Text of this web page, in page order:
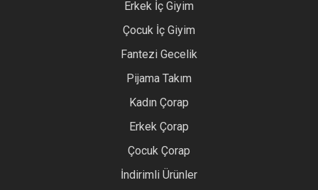
Erkek İç Giyim
Çocuk İç Giyim
Fantezi Gecelik
Pijama Takım
Kadın Çorap
Erkek Çorap
Çocuk Çorap
İndirimli Ürünler